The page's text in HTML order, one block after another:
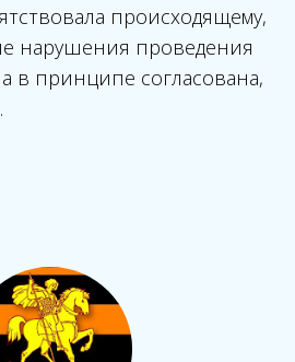
происходящему,
нарушения проведения
в принципе согласована,